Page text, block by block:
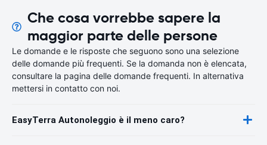
Che cosa vorrebbe sapere la
maggior parte delle persone
Le domande e le risposte che seguono sono una selezione
delle domande più frequenti. Se la domanda non è elencata,
consultare la pagina delle domande frequenti. In alternativa
mettersi in contatto con noi.
EasyTerra Autonoleggio è il meno caro?